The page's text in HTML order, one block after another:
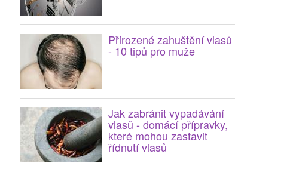
Přirozené zahuštění vlasů
- 10 tipů pro muže
Jak zabránit vypadávání
vlasů - domácí přípravky,
které mohou zastavit
řídnutí vlasů